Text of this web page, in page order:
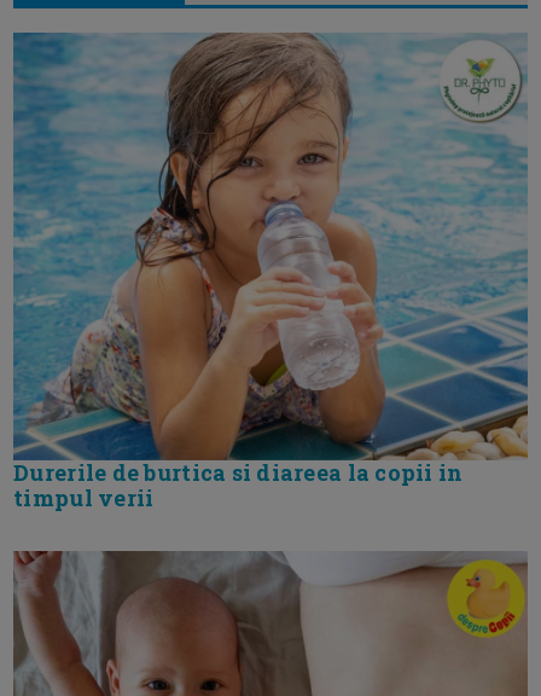
Durerile de burtica si diareea la copii in
timpul verii